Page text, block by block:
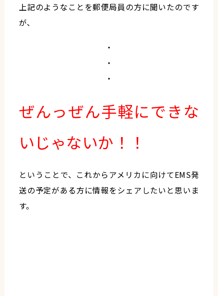
上記のようなことを郵便局員の方に聞いたのです
が、
・
・
・
ぜんっぜん手軽にできな
いじゃないか！！
ということで、これからアメリカに向けてEMS発
送の予定がある方に情報をシェアしたいと思いま
す。